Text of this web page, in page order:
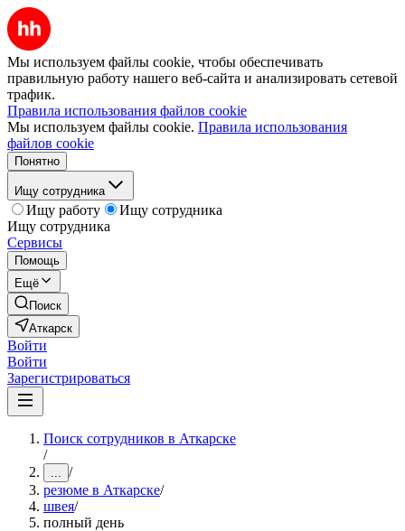
Мы используем файлы cookie, чтобы обеспечивать
правильную работу нашего веб-сайта и анализировать сетевой
трафик.
Правила использования файлов cookie
Мы используем файлы cookie. Правила использования
файлов cookie
Понятно
Ищу сотрудника
Ищу работу
Ищу сотрудника
Ищу сотрудника
Сервисы
Помощь
Ещё
Поиск
Аткарск
Войти
Войти
Зарегистрироваться
Поиск сотрудников в Аткарске
/
... /
резюме в Аткарске/
швея/
полный день